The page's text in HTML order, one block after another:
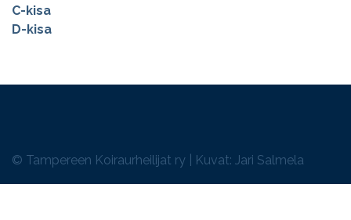
C-kisa
D-kisa
© Tampereen Koiraurheilijat ry | Kuvat: Jari Salmela